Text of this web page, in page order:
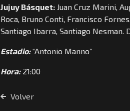
Jujuy Básquet: Juan Cruz Marini,
Roca, Bruno Conti, Francisco
Santiago Ibarra, Santiago Nesman.
Estadio:“Antonio Manno”
Hora:21:00
Volver